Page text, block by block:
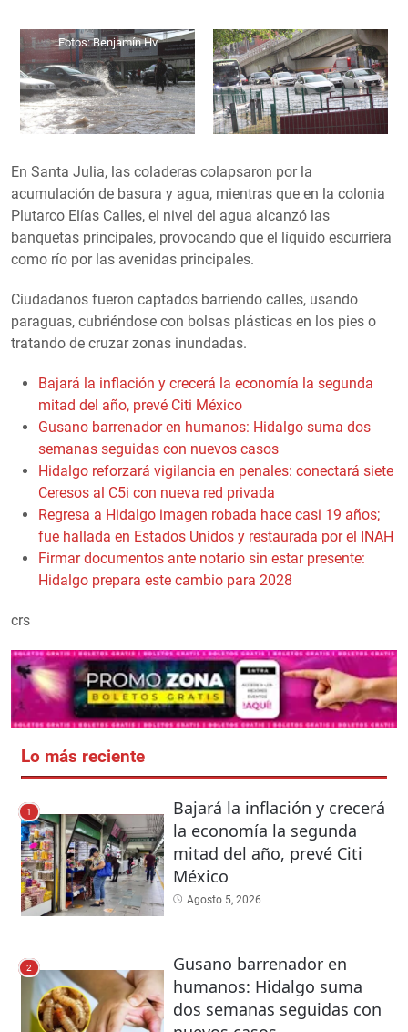
Fotos: Benjamín Hv
En Santa Julia, las coladeras colapsaron por la
acumulación de basura y agua, mientras que en la colonia
Plutarco Elías Calles, el nivel del agua alcanzó las
banquetas principales, provocando que el líquido escurriera
como río por las avenidas principales.
Ciudadanos fueron captados barriendo calles, usando
paraguas, cubriéndose con bolsas plásticas en los pies o
tratando de cruzar zonas inundadas.
Bajará la inflación y crecerá la economía la segunda
mitad del año, prevé Citi México
Gusano barrenador en humanos: Hidalgo suma dos
semanas seguidas con nuevos casos
Hidalgo reforzará vigilancia en penales: conectará siete
Ceresos al C5i con nueva red privada
Regresa a Hidalgo imagen robada hace casi 19 años;
fue hallada en Estados Unidos y restaurada por el INAH
Firmar documentos ante notario sin estar presente:
Hidalgo prepara este cambio para 2028
crs
Lo más reciente
1
Bajará la inflación y crecerá
la economía la segunda
mitad del año, prevé Citi
México
Agosto 5, 2026
2
Gusano barrenador en
humanos: Hidalgo suma
dos semanas seguidas con